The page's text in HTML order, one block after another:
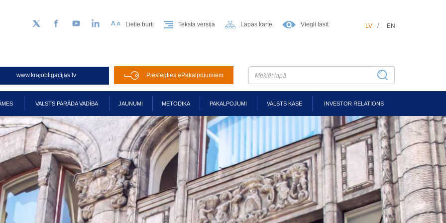
Sekojiet mums Twitter
FacebookYouTubeLinkedIn Lielie burti Teksta versija Lapas karte Viegli lasīt LV EN
www.krajobligacijas.lv Pieslēgties ePakalpojumiem
VALSTS PARĀDA VADĪBA JAUNUMI METODIKA PAKALPOJUMI VALSTS KASE INVESTOR RELATIONS